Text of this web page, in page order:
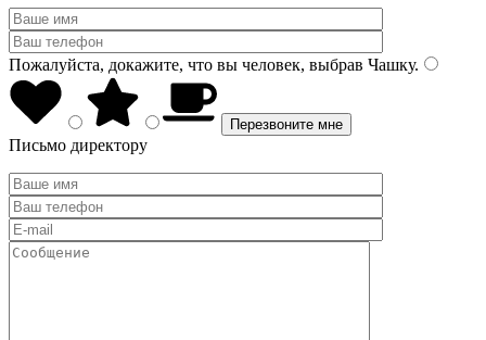
Пожалуйста, докажите, что вы человек, выбрав Чашку.
Письмо директору